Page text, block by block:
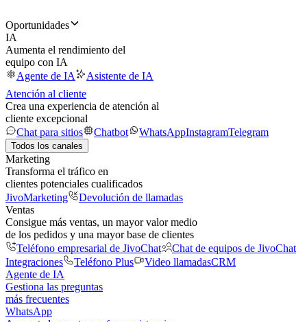
Oportunidades
IA
Aumenta el rendimiento del
equipo con IA
Agente de IA
Asistente de IA
Atención al cliente
Crea una experiencia de atención al
cliente excepcional
Chat para sitios
Chatbot WhatsAppInstagramTelegram
Todos los canales
Marketing
Transforma el tráfico en
clientes potenciales cualificados
JivoMarketing
Devolución de llamadas
Ventas
Consigue más ventas, un mayor valor medio
de los pedidos y una mayor base de clientes
Teléfono empresarial de JivoChat
Chat de equipos de JivoChat
Integraciones
Teléfono Plus Video llamadasCRM
Agente de IA
Gestiona las preguntas
más frecuentes
WhatsApp